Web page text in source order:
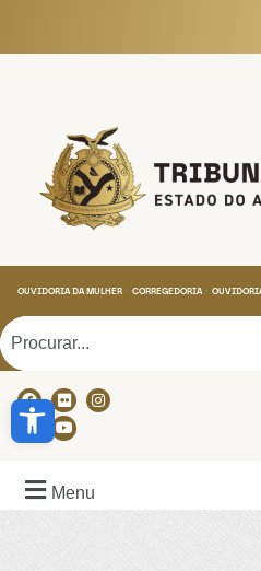
Abrir a barra de
OUVIDORIA DA MULHER CORREGEDORIA
Menu